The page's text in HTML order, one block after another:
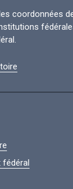
coordonnées
fédéral